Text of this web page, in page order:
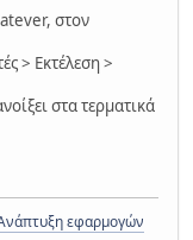
στον
> Εκτέλεση >
στα τερματικά
εφαρμογών